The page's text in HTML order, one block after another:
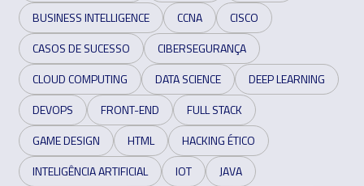
BUSINESS INTELLIGENCE
CCNA
CISCO
CASOS DE SUCESSO
CIBERSEGURANÇA
CLOUD COMPUTING
DATA SCIENCE
DEEP LEARNING
DEVOPS
FRONT-END
FULL STACK
GAME DESIGN
HTML
HACKING ÉTICO
INTELIGÊNCIA ARTIFICIAL
IOT
JAVA